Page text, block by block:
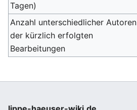
Tagen)
Anzahl unterschiedlicher Autoren
der kürzlich erfolgten
Bearbeitungen